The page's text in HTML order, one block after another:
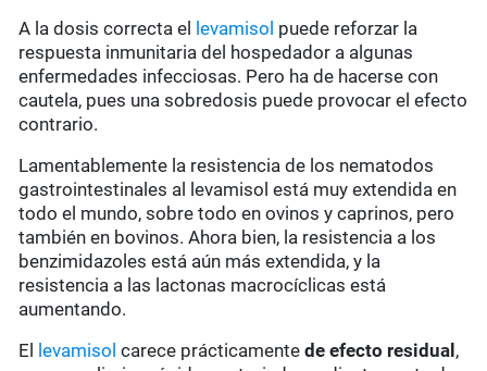
A la dosis correcta el levamisol puede reforzar la
respuesta inmunitaria del hospedador a algunas
enfermedades infecciosas. Pero ha de hacerse con
cautela, pues una sobredosis puede provocar el efecto
contrario.
Lamentablemente la resistencia de los nematodos
gastrointestinales al levamisol está muy extendida en
todo el mundo, sobre todo en ovinos y caprinos, pero
también en bovinos. Ahora bien, la resistencia a los
benzimidazoles está aún más extendida, y la
resistencia a las lactonas macrocíclicas está
aumentando.
El
levamisol carece prácticamente de efecto residual ,